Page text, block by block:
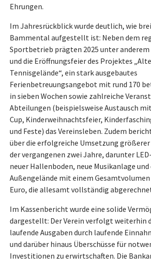
Ehrungen.
Im Jahresrückblick wurde deutlich, wie
Bammental aufgestellt ist: Neben dem
Sportbetrieb prägten 2025 unter anderem
und die Eröffnungsfeier des Projektes
Tennisgelände“, ein stark ausgebautes
Ferienbetreuungsangebot mit rund 170
in sieben Wochen sowie zahlreiche
Abteilungen (beispielsweise Austausch
Cup, Kinderweihnachtsfeier,
und Feste) das Vereinsleben. Zudem
über die erfolgreiche Umsetzung
der vergangenen zwei Jahre, darunter
neuer Hallenboden, neue Musikanlage und
Außengelände mit einem Gesamtvolumen
Euro, die allesamt vollständig
Im Kassenbericht wurde eine solide
dargestellt: Der Verein verfolgt weiterhin
laufende Ausgaben durch laufende
und darüber hinaus Überschüsse für
Investitionen zu erwirtschaften. Die